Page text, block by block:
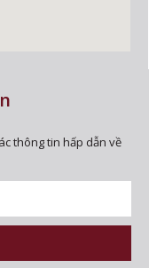
thông tin hấp dẫn về